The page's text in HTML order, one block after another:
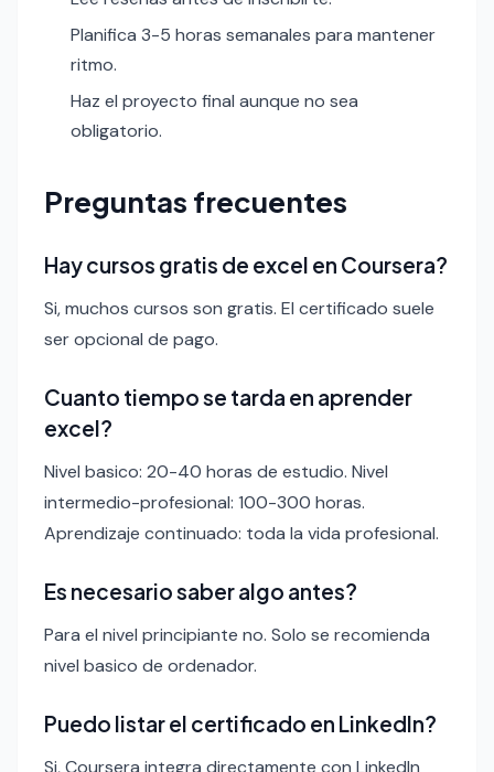
Planifica 3-5 horas semanales para mantener
ritmo.
Haz el proyecto final aunque no sea
obligatorio.
Preguntas frecuentes
Hay cursos gratis de excel en Coursera?
Si, muchos cursos son gratis. El certificado suele
ser opcional de pago.
Cuanto tiempo se tarda en aprender
excel?
Nivel basico: 20-40 horas de estudio. Nivel
intermedio-profesional: 100-300 horas.
Aprendizaje continuado: toda la vida profesional.
Es necesario saber algo antes?
Para el nivel principiante no. Solo se recomienda
nivel basico de ordenador.
Puedo listar el certificado en LinkedIn?